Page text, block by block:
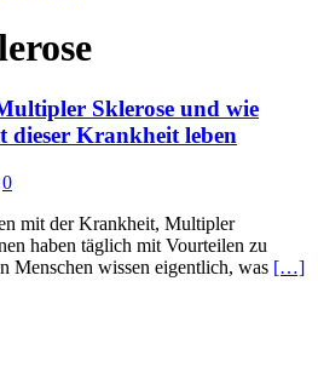
Sklerose und wie
dieser Krankheit leben
0
mit der Krankheit, Multipler
haben täglich mit Vourteilen zu
Menschen wissen eigentlich, was […]